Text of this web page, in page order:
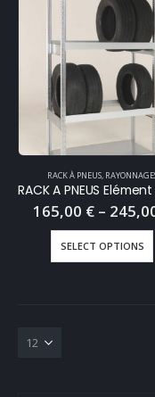
RACK À PNEUS,
165,00 € –
SELECT OPTIONS